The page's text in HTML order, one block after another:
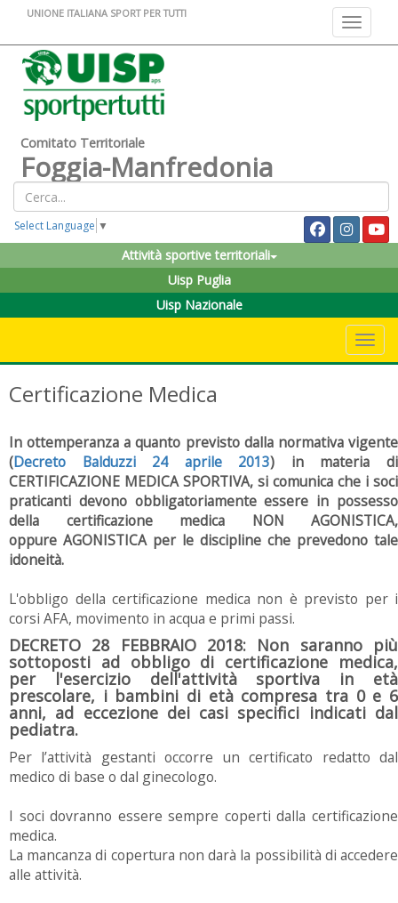
Toggle
UNIONE ITALIANA SPORT PER TUTTI
Comitato Territoriale
Foggia-Manfredonia
Select Language ▼
Attività sportive territoriali
Uisp Puglia
Uisp Nazionale
Certificazione Medica
In ottemperanza a quanto previsto dalla normativa vigente
(Decreto Balduzzi 24 aprile 2013) in materia di
CERTIFICAZIONE MEDICA SPORTIVA, si comunica che i soci
praticanti devono obbligatoriamente essere in possesso
della certificazione medica NON AGONISTICA,
oppure AGONISTICA per le discipline che prevedono tale
idoneità.
L'obbligo della certificazione medica non è previsto per i
corsi AFA, movimento in acqua e primi passi.
DECRETO 28 FEBBRAIO 2018: Non saranno più
sottoposti ad obbligo di certificazione medica,
per l'esercizio dell'attività sportiva in età
prescolare, i bambini di età compresa tra 0 e 6
anni, ad eccezione dei casi specifici indicati dal
pediatra.
Per l’attività gestanti occorre un certificato redatto dal
medico di base o dal ginecologo.
I soci dovranno essere sempre coperti dalla certificazione
medica.
La mancanza di copertura non darà la possibilità di accedere
alle attività.